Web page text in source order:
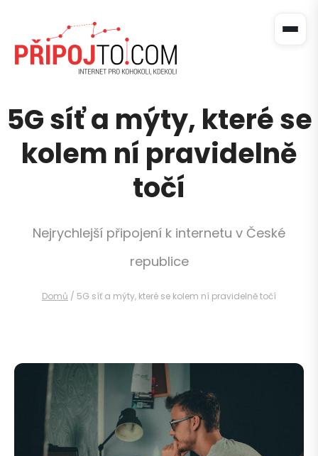
5G síť a mýty, které se
kolem ní pravidelně
točí
Nejrychlejší připojení k internetu v České
republice
Domů / 5G síť a mýty, které se kolem ní pravidelně točí